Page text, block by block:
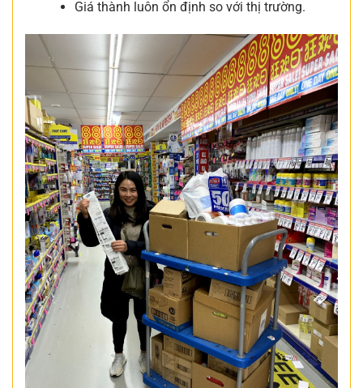
Giá thành luôn ổn định so với thị trường.